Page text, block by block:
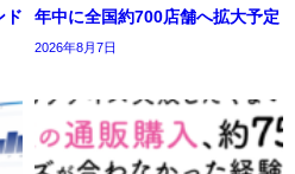
ド
年中に全国約700店舗へ拡大予定
2026年8月7日